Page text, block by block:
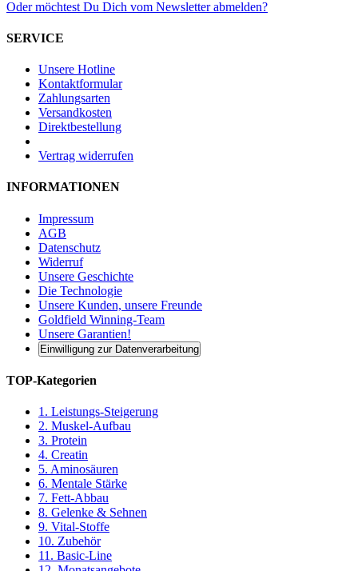
Oder möchtest Du Dich vom Newsletter abmelden?
SERVICE
Unsere Hotline
Kontaktformular
Zahlungsarten
Versandkosten
Direktbestellung
Vertrag widerrufen
INFORMATIONEN
Impressum
AGB
Datenschutz
Widerruf
Unsere Geschichte
Die Technologie
Unsere Kunden, unsere Freunde
Goldfield Winning-Team
Unsere Garantien!
Einwilligung zur Datenverarbeitung
TOP-Kategorien
1. Leistungs-Steigerung
2. Muskel-Aufbau
3. Protein
4. Creatin
5. Aminosäuren
6. Mentale Stärke
7. Fett-Abbau
8. Gelenke & Sehnen
9. Vital-Stoffe
10. Zubehör
11. Basic-Line